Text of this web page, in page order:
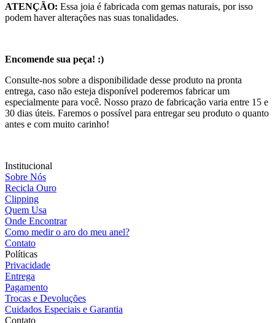
ATENÇÃO: Essa joia é fabricada com gemas naturais, por isso
podem haver alterações nas suas tonalidades.
Encomende sua peça! :)
Consulte-nos sobre a disponibilidade desse produto na pronta
entrega, caso não esteja disponível poderemos fabricar um
especialmente para você. Nosso prazo de fabricação varia entre 15 e
30 dias úteis. Faremos o possível para entregar seu produto o quanto
antes e com muito carinho!
Institucional
Sobre Nós
Recicla Ouro
Clipping
Quem Usa
Onde Encontrar
Como medir o aro do meu anel?
Contato
Políticas
Privacidade
Entrega
Pagamento
Trocas e Devoluções
Cuidados Especiais e Garantia
Contato